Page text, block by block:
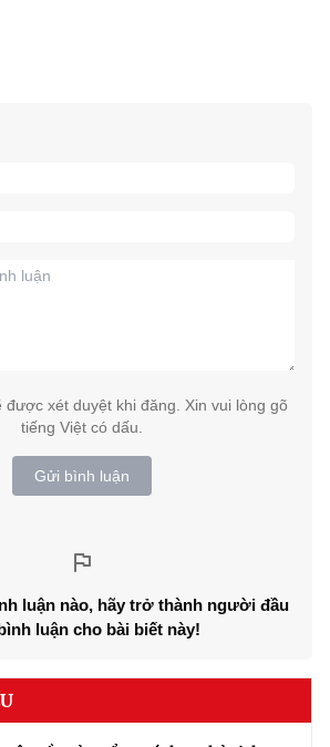
được xét duyệt khi đăng. Xin vui lòng gõ
tiếng Việt có dấu.
Gửi bình luận
luận nào, hãy trở thành người đầu
luận cho bài biết này!